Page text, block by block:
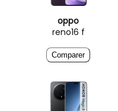
oppo
reno16 f
Comparer